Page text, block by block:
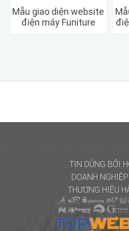
Mẫu giao diện website
điện máy Funiture
TIN DÙNG BỞI
DOANH NGHIỆP
THƯƠNG HIỆU